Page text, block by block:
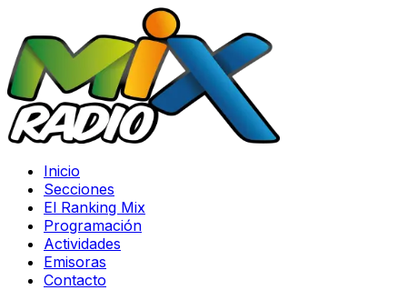
Inicio
Secciones
El Ranking Mix
Programación
Actividades
Emisoras
Contacto